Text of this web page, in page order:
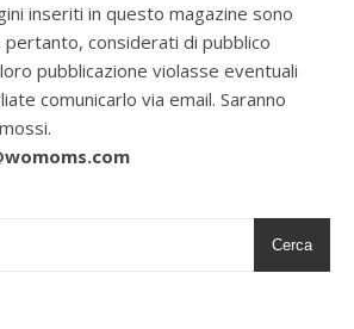
inseriti in questo magazine sono
considerati di pubblico
pubblicazione violasse eventuali
comunicarlo via email. Saranno
Cerca